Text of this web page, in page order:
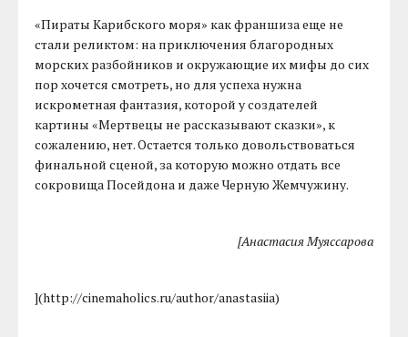
«Пираты Карибского моря» как франшиза еще не
стали реликтом: на приключения благородных
морских разбойников и окружающие их мифы до сих
пор хочется смотреть, но для успеха нужна
искрометная фантазия, которой у создателей
картины «Мертвецы не рассказывают сказки», к
сожалению, нет. Остается только довольствоваться
финальной сценой, за которую можно отдать все
сокровища Посейдона и даже Черную Жемчужину.
[Анастасия Муяссарова
](http://cinemaholics.ru/author/anastasiia)